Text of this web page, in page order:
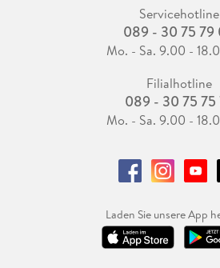
Servicehotline
089 - 30 75 79
Mo. - Sa. 9.00 -
Filialhotline
089 - 30 75 75
Mo. - Sa. 9.00 -
Laden Sie unsere App